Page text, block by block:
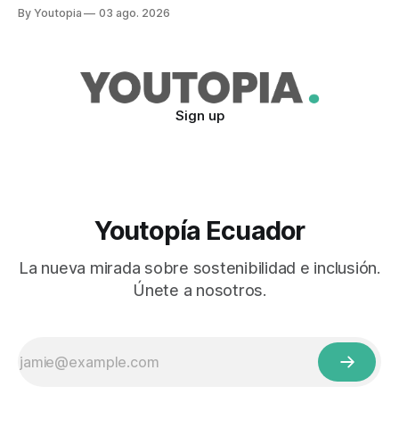
By Youtopia 03 ago. 2026
Sign up
Youtopía Ecuador
La nueva mirada sobre sostenibilidad e inclusión.
Únete a nosotros.